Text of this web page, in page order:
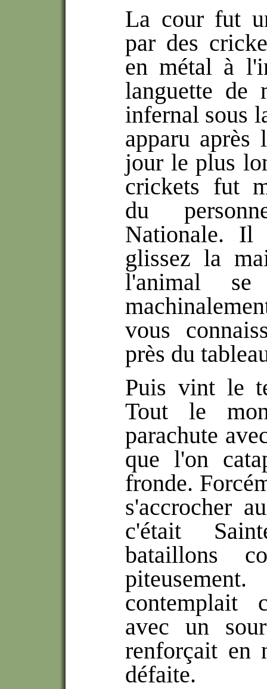
La cour fut
par des
en métal à
languette de
infernal sous
apparu
jour le plus
crickets fut
du
Nationale.
glissez la
l'animal
vous
près du
Puis vint le
Tout le
parachute
que l'on
fronde.
s'accrocher
c'était
bataillons
contemplait
avec un
renforçait en
défaite.